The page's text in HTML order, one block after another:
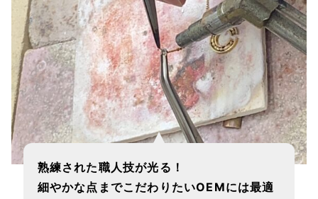
熟練された職人技が光る！
細やかな点までこだわりたいOEMには最適